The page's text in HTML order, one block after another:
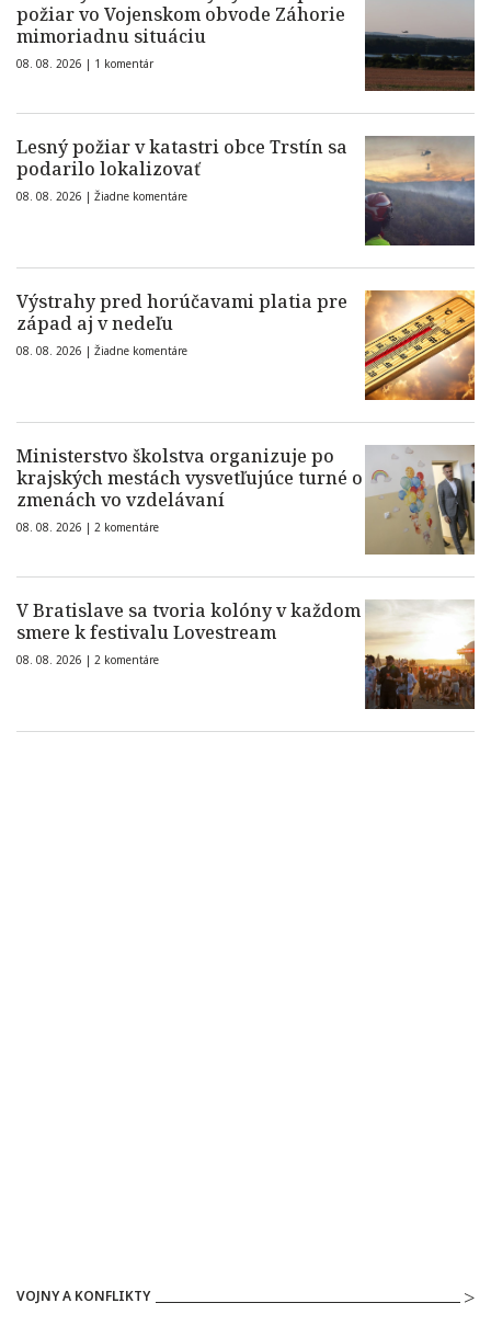
požiar vo Vojenskom obvode Záhorie
mimoriadnu situáciu
08. 08. 2026 | 1 komentár
Lesný požiar v katastri obce Trstín sa
podarilo lokalizovať
08. 08. 2026 | Žiadne komentáre
Výstrahy pred horúčavami platia pre
západ aj v nedeľu
08. 08. 2026 | Žiadne komentáre
Ministerstvo školstva organizuje po
krajských mestách vysvetľujúce turné o
zmenách vo vzdelávaní
08. 08. 2026 | 2 komentáre
V Bratislave sa tvoria kolóny v každom
smere k festivalu Lovestream
08. 08. 2026 | 2 komentáre
VOJNY A KONFLIKTY